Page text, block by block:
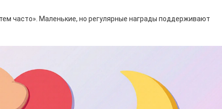
часто». Маленькие, но регулярные награды поддерживают